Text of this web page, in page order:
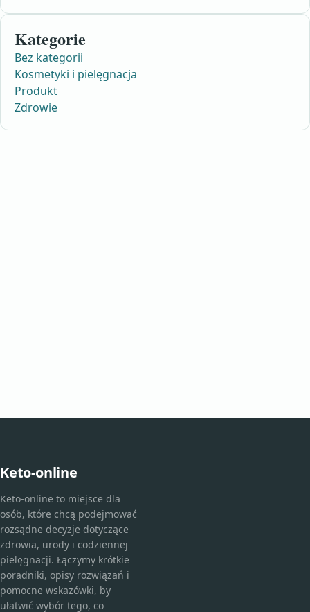
Kategorie
Bez kategorii
Kosmetyki i pielęgnacja
Produkt
Zdrowie
Keto-online
Keto-online to miejsce dla
osób, które chcą podejmować
rozsądne decyzje dotyczące
zdrowia, urody i codziennej
pielęgnacji. Łączymy krótkie
poradniki, opisy rozwiązań i
pomocne wskazówki, by
ułatwić wybór tego, co